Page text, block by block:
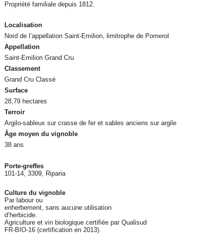
Propriété familiale depuis 1812.
Localisation
Nord de l’appellation Saint-Emilion, limitrophe de Pomerol
Appellation
Saint-Emilion Grand Cru
Classement
Grand Cru Classé
Surface
28,79 hectares
Terroir
Argilo-sableux sur crasse de fer et sables anciens sur argile
Âge moyen du vignoble
38 ans
Porte-greffes
101-14, 3309, Riparia
Culture du vignoble
Par labour ou
enherbement, sans aucune utilisation
d’herbicide.
Agriculture et vin biologique certifiée par Qualisud
FR-BIO-16 (certification en 2013).